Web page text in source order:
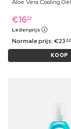
Aloe Vera Cooling Gel
€1639
Ledenprijs
Normale prijs:€23 99
KOOP